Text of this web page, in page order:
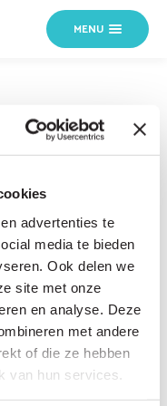
advertenties te
media te bieden
Ook delen we
site met onze
en analyse. Deze
met andere
of die ze hebben
van hun services.
MENU